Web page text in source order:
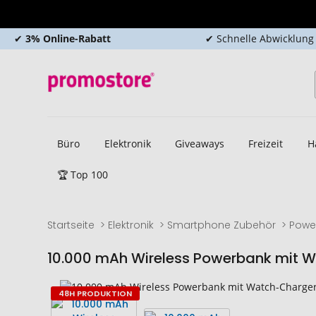
✔ 3% Online-Rabatt ✔ Schnelle Abwicklung
Büro Elektronik Giveaways Freizeit
🏆 Top 100
Startseite Elektronik Smartphone Zubehör
10.000 mAh Wireless Powerbank mit
Zum
Ende
Zum
Anfang
48H PRODUKTION